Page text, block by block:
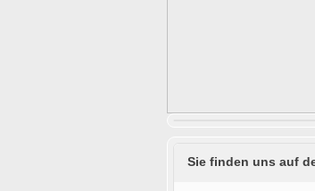
Sie finden uns auf